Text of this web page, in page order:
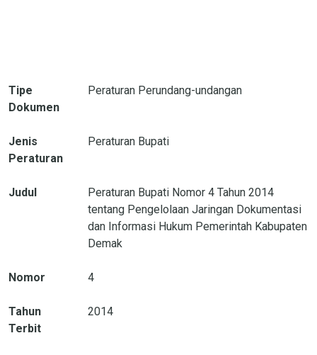
Tipe
Dokumen
Peraturan Perundang-undangan
Jenis
Peraturan
Peraturan Bupati
Judul
Peraturan Bupati Nomor 4 Tahun 2014
tentang Pengelolaan Jaringan Dokumentasi
dan Informasi Hukum Pemerintah Kabupaten
Demak
Nomor 4
Tahun
Terbit
2014